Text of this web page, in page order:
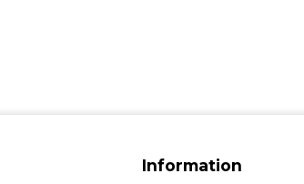
Information